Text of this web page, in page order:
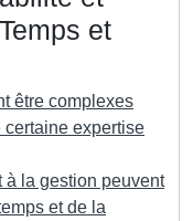
et
être complexes
certaine expertise
à la gestion peuvent
et de la